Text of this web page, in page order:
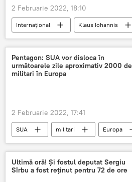
2 Februarie 2022, 18:10
Internațional
Klaus Iohannis
România
NATO SUA
Pentagon: SUA vor disloca în
următoarele zile aproximativ 2000 de
militari în Europa
2 Februarie 2022, 17:41
SUA militari
Europa
Internațional
Ultimă oră! Și fostul deputat Sergiu
Sîrbu a fost reținut pentru 72 de ore